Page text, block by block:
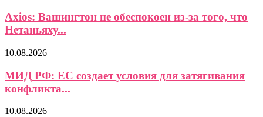
Axios: Вашингтон не обеспокоен из-за того, что
Нетаньяху...
10.08.2026
МИД РФ: ЕС создает условия для затягивания
конфликта...
10.08.2026